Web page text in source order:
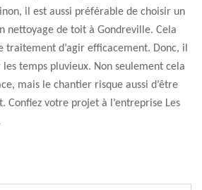
il est aussi préférable de choisir un
nettoyage de toit à Gondreville. Cela
traitement d’agir efficacement. Donc, il
temps pluvieux. Non seulement cela
mais le chantier risque aussi d’être
Confiez votre projet à l’entreprise Les